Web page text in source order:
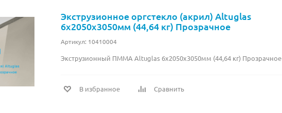
Экструзионное оргстекло (акрил) Altuglas
6х2050х3050мм (44,64 кг) Прозрачное
Артикул: 10410004
Экструзионный ПММА Altuglas 6х2050х3050мм (44,64 кг) Прозрачное
В избранное Сравнить